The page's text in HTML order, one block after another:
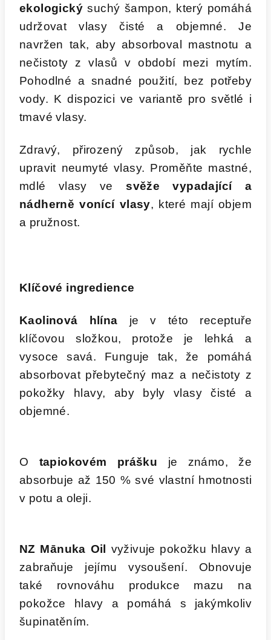
ekologický suchý šampon, který pomáhá
udržovat vlasy čisté a objemné. Je
navržen tak, aby absorboval mastnotu a
nečistoty z vlasů v období mezi mytím.
Pohodlné a snadné použití, bez potřeby
vody. K dispozici ve variantě pro světlé i
tmavé vlasy.
Zdravý, přirozený způsob, jak rychle
upravit neumyté vlasy. Proměňte mastné,
mdlé vlasy vesvěže vypadající a
nádherně vonící vlasy, které mají objem
a pružnost.
Klíčové ingredience
Kaolinová hlína je v této receptuře
klíčovou složkou, protože je lehká a
vysoce savá. Funguje tak, že pomáhá
absorbovat přebytečný maz a nečistoty z
pokožky hlavy, aby byly vlasy čisté a
objemné.
O tapiokovém prášku je známo, že
absorbuje až 150 % své vlastní hmotnosti
v potu a oleji.
NZ Mānuka Oil
vyživuje pokožku hlavy a
zabraňuje jejímu vysoušení. Obnovuje
také rovnováhu produkce mazu na
pokožce hlavy a pomáhá s jakýmkoliv
šupinatěním.